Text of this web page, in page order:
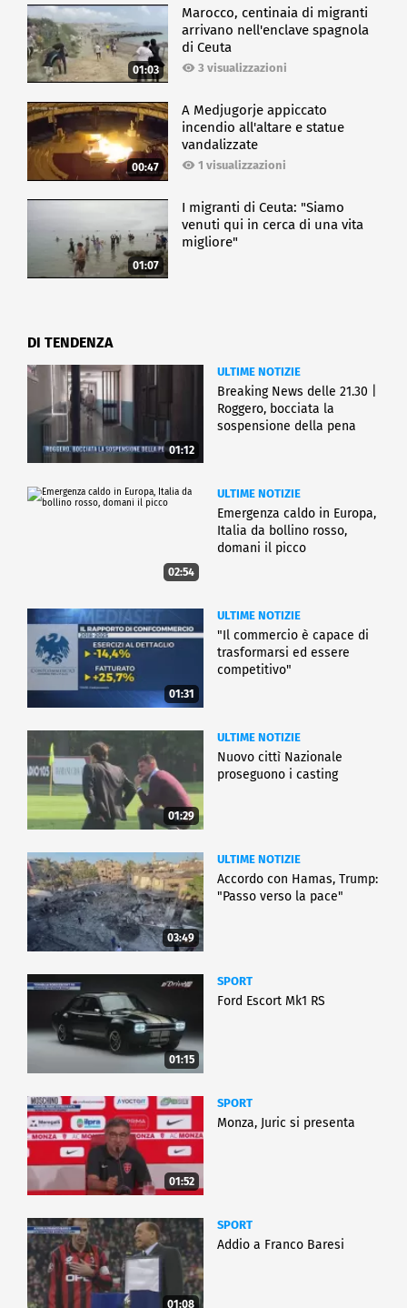
01:03
Marocco, centinaia di migranti
arrivano nell'enclave spagnola
di Ceuta
3 visualizzazioni
00:47
A Medjugorje appiccato
incendio all'altare e statue
vandalizzate
1 visualizzazioni
01:07
I migranti di Ceuta: "Siamo
venuti qui in cerca di una vita
migliore"
DI TENDENZA
01:12
ULTIME NOTIZIE
Breaking News delle 21.30 |
Roggero, bocciata la
sospensione della pena
02:54
ULTIME NOTIZIE
Emergenza caldo in Europa,
Italia da bollino rosso,
domani il picco
01:31
ULTIME NOTIZIE
"Il commercio è capace di
trasformarsi ed essere
competitivo"
01:29
ULTIME NOTIZIE
Nuovo cittì Nazionale
proseguono i casting
03:49
ULTIME NOTIZIE
Accordo con Hamas, Trump:
"Passo verso la pace"
01:15
SPORT
Ford Escort Mk1 RS
01:52
SPORT
Monza, Juric si presenta
01:08
SPORT
Addio a Franco Baresi